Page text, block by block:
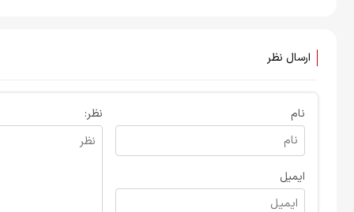
ارسال نظر
نام
ایمیل
نظر: